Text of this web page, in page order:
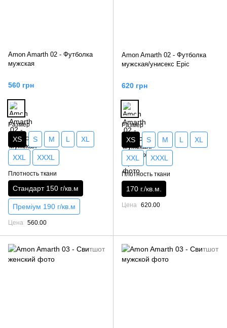
Amon Amarth 02 - Футболка
мужская
560 грн
Размер
XS S M L XL
XXL XXXL
Плотность ткани
Стандарт 150 г/кв.м
Преміум 190 г/кв.м
Цена 560.00
Amon Amarth 02 - Футболка
мужская/унисекс Epic
620 грн
Размер
XS S M L XL
XXL XXXL
Плотность ткани
170 г./кв.м.
Цена 620.00